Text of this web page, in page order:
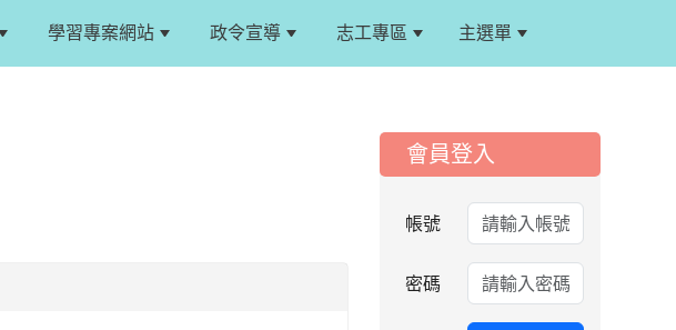
學習專案網站 政令宣導 志工專區 主選單
::: 會員登入
帳號
密碼